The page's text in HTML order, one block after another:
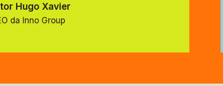
Hugo Xavier
da Inno Group